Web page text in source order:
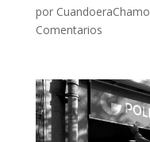
por CuandoeraChamo
Comentarios